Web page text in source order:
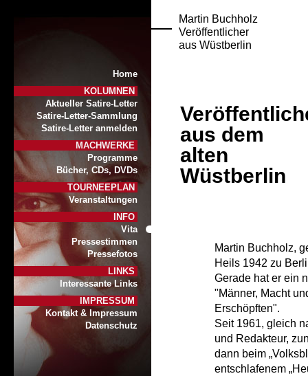
Home
KOLUMNEN
Aktueller Satire-Letter
Satire-Letter-Sammlung
Satire-Letter anmelden
MACHWERKE
Programme
Bücher, CDs, DVDs
TOURNEEPLAN
Veranstaltungen
INFO
Vita
Pressestimmen
Pressefotos
LINKS
Interessante Links
IMPRESSUM
Kontakt & Impressum
Datenschutz
Martin Buchholz
Veröffentlicher
aus Wüstberlin
aus dem
alten
Wüstberlin
Martin Buchholz,
Heils 1942 zu
Gerade hat er ein
"Männer, Macht
Erschöpften".
Seit 1961, gleich
und Redakteur,
dann beim
entschlafenem